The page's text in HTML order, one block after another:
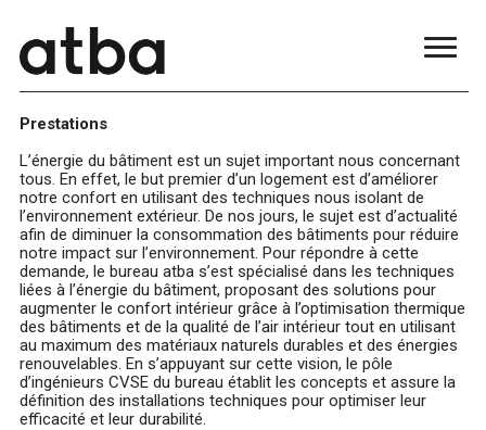
Prestations
L’énergie du bâtiment est un sujet important nous concernant
tous. En effet, le but premier d’un logement est d’améliorer
notre confort en utilisant des techniques nous isolant de
l’environnement extérieur. De nos jours, le sujet est d’actualité
afin de diminuer la consommation des bâtiments pour réduire
notre impact sur l’environnement. Pour répondre à cette
demande, le bureau atba s’est spécialisé dans les techniques
liées à l’énergie du bâtiment, proposant des solutions pour
augmenter le confort intérieur grâce à l’optimisation thermique
des bâtiments et de la qualité de l’air intérieur tout en utilisant
au maximum des matériaux naturels durables et des énergies
renouvelables. En s’appuyant sur cette vision, le pôle
d’ingénieurs CVSE du bureau établit les concepts et assure la
définition des installations techniques pour optimiser leur
efficacité et leur durabilité.